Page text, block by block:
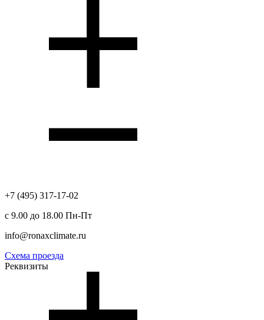
+7 (495) 317-17-02
с 9.00 до 18.00 Пн-Пт
info@ronaxclimate.ru
Схема проезда
Реквизиты